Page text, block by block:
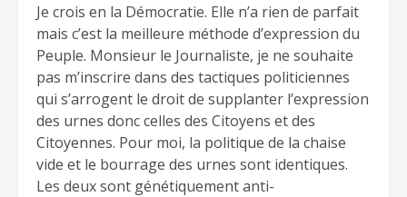
Je crois en la Démocratie. Elle n’a rien de parfait
mais c’est la meilleure méthode d’expression du
Peuple. Monsieur le Journaliste, je ne souhaite
pas m’inscrire dans des tactiques politiciennes
qui s’arrogent le droit de supplanter l’expression
des urnes donc celles des Citoyens et des
Citoyennes. Pour moi, la politique de la chaise
vide et le bourrage des urnes sont identiques.
Les deux sont génétiquement anti-